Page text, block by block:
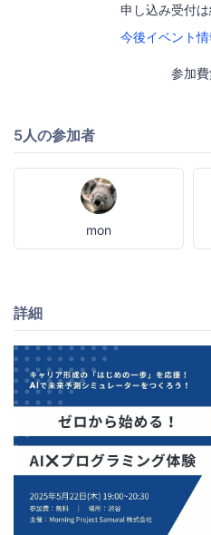
申し込み受付
今後イベント
参加
5人の参加者
mon
詳細